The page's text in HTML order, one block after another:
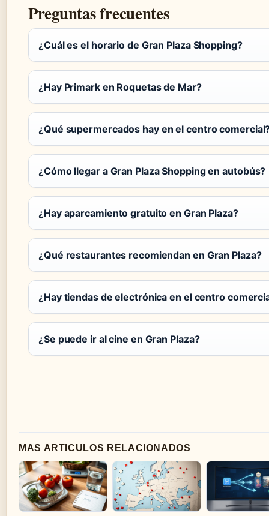
Preguntas frecuentes
¿Cuál es el horario de Gran Plaza Shopping?
¿Hay Primark en Roquetas de Mar?
¿Qué supermercados hay en el centro
¿Cómo llegar a Gran Plaza Shopping en autobús?
¿Hay aparcamiento gratuito en Gran Plaza?
¿Qué restaurantes recomiendan en Gran Plaza?
¿Hay tiendas de electrónica en el centro
¿Se puede ir al cine en Gran Plaza?
MAS ARTICULOS RELACIONADOS